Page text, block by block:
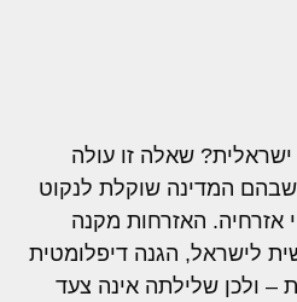
שאלה זו עולה
המדינה שוקלת לנקוט
אזרחיה. האזרחות מקנה
לישראל, הגנה דיפלומטית
– ולכן שלילתה אינה צעד